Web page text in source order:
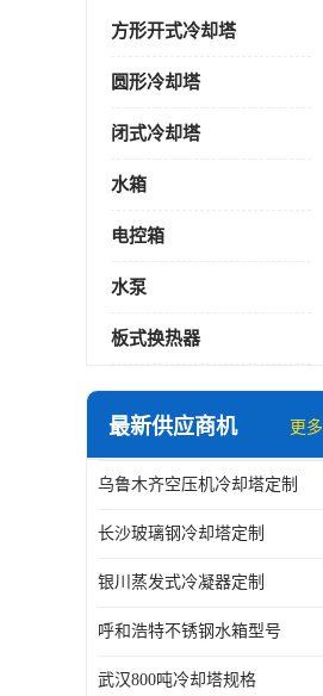
方形开式冷却塔
圆形冷却塔
闭式冷却塔
水箱
电控箱
水泵
板式换热器
最新供应商机 更多
乌鲁木齐空压机冷却塔定制
长沙玻璃钢冷却塔定制
银川蒸发式冷凝器定制
呼和浩特不锈钢水箱型号
武汉800吨冷却塔规格